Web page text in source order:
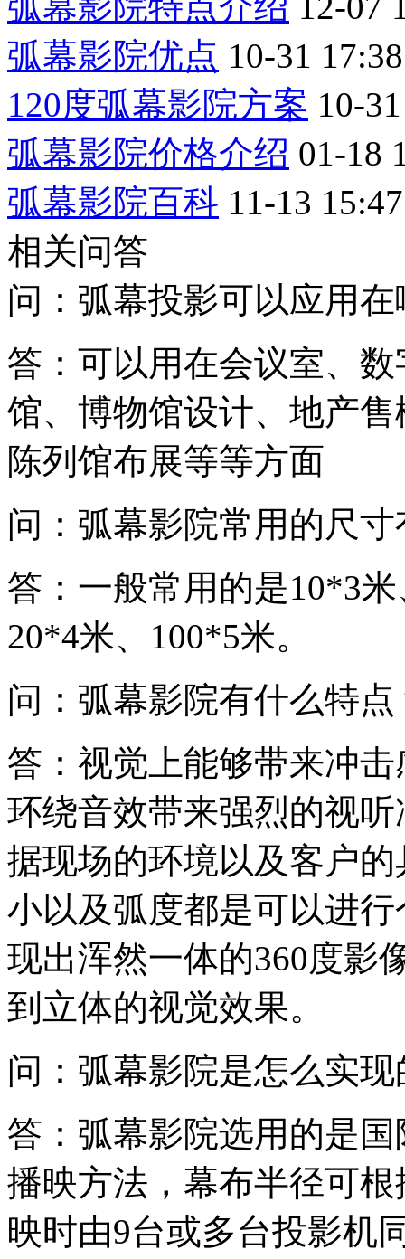
弧幕影院优点 10-31 17:38
120度弧幕影院方案 10-
弧幕影院价格介绍 01-18
弧幕影院百科 11-13 15:47
相关问答
问：弧幕投影可以应用
答：可以用在会议室、
馆、博物馆设计、地产
陈列馆布展等等方面
问：弧幕影院常用的尺
答：一般常用的是10*3
20*4米、100*5米。
问：弧幕影院有什么特点
答：视觉上能够带来冲
环绕音效带来强烈的视
据现场的环境以及客户
小以及弧度都是可以进
现出浑然一体的360度影
到立体的视觉效果。
问：弧幕影院是怎么实现
答：弧幕影院选用的是
播映方法，幕布半径可
映时由9台或多台投影机